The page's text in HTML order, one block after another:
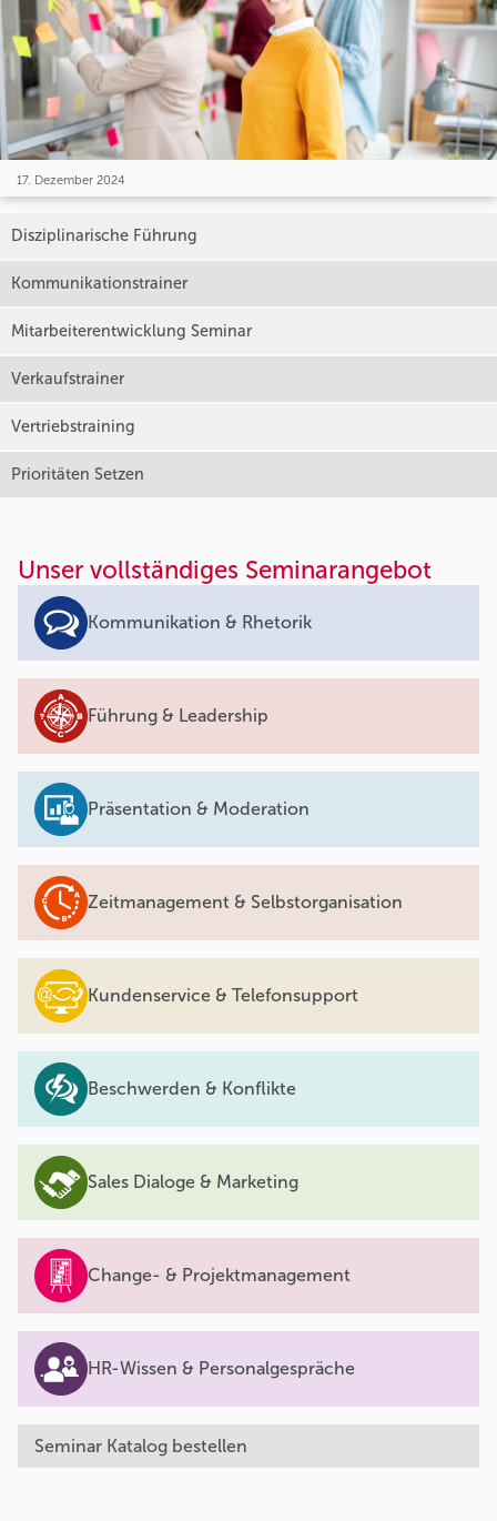
17. Dezember 2024
Disziplinarische Führung
Kommunikationstrainer
Mitarbeiterentwicklung Seminar
Verkaufstrainer
Vertriebstraining
Prioritäten Setzen
Unser vollständiges Seminarangebot
Kommunikation & Rhetorik
Führung & Leadership
Präsentation & Moderation
Zeitmanagement & Selbstorganisation
Kundenservice & Telefonsupport
Beschwerden & Konflikte
Sales Dialoge & Marketing
Change- & Projektmanagement
HR-Wissen & Personalgespräche
Seminar Katalog bestellen